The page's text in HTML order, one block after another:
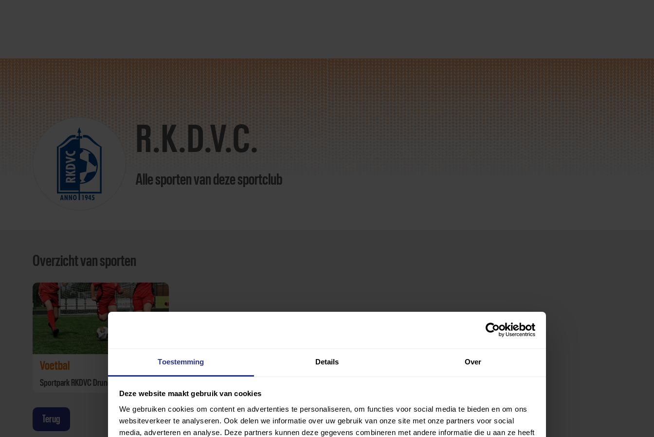
Toestemming Details Over
Deze website maakt gebruik van cookies
We gebruiken cookies om content en advertenties te personaliseren, om functies voor social media te bieden en om ons
websiteverkeer te analyseren. Ook delen we informatie over uw gebruik van onze site met onze partners voor social
media, adverteren en analyse. Deze partners kunnen deze gegevens combineren met andere informatie die u aan ze heeft
Direct
door
R.K.D.V.C.
Alle sporten van deze sportclub
Overzicht van sporten
Voetbal
Sportpark RKDVC Drunen
Terug